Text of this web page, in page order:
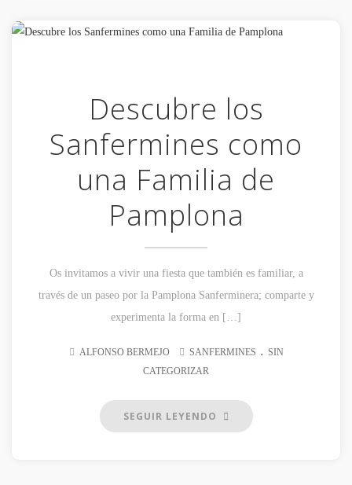
Descubre los
Sanfermines como
una Familia de
Pamplona
Os invitamos a vivir una fiesta que también es familiar, a
través de un paseo por la Pamplona Sanferminera; comparte y
experimenta la forma en […]
ALFONSO BERMEJO SANFERMINES . SIN
CATEGORIZAR
SEGUIR LEYENDO